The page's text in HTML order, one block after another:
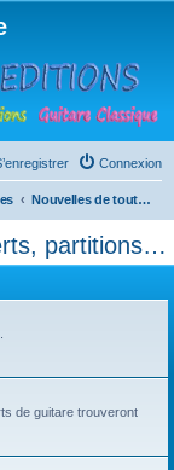
Connexion
Nouvelles de toutes sortes, concerts, partitions…
partitions…
de guitare trouveront